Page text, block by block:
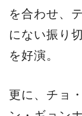
を合わせ、
にない振り
を好演。
更に、チョ